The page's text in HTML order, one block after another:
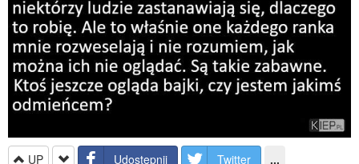
UP Udostępnij Twitter ...